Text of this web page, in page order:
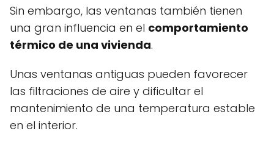
Sin embargo, las ventanas también tienen
una gran influencia en el comportamiento
térmico de una vivienda.
Unas ventanas antiguas pueden favorecer
las filtraciones de aire y dificultar el
mantenimiento de una temperatura estable
en el interior.